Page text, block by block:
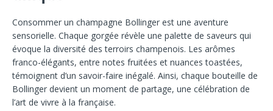
Consommer un champagne Bollinger est une aventure
sensorielle. Chaque gorgée révèle une palette de saveurs qui
évoque la diversité des terroirs champenois. Les arômes
franco-élégants, entre notes fruitées et nuances toastées,
témoignent d’un savoir-faire inégalé. Ainsi, chaque bouteille de
Bollinger devient un moment de partage, une célébration de
l’art de vivre à la française.